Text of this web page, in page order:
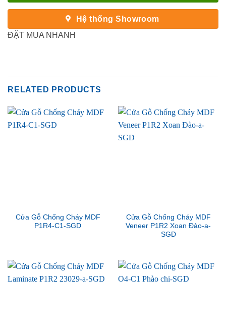
Hệ thống Showroom
ĐẶT MUA NHANH
RELATED PRODUCTS
Cửa Gỗ Chống Cháy MDF
P1R4-C1-SGD
Cửa Gỗ Chống Cháy MDF
Veneer P1R2 Xoan Đào-a-
SGD